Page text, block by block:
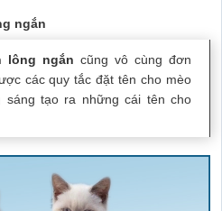
ngắn
lông ngắn cũng vô cùng đơn
các quy tắc đặt tên cho mèo
tạo ra những cái tên cho